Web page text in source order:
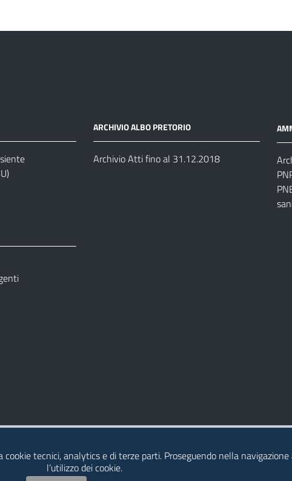
ARCHIVIO ALBO PRETORIO
Archivio Atti fino al 31.12.2018
tecnici, analytics e di terze parti. Proseguendo nella
l’utilizzo dei cookie.